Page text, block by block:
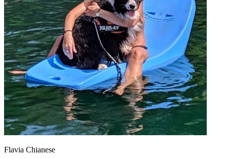
Flavia Chianese